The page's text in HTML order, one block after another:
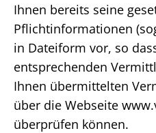
Ihnen bereits seine
Pflichtinformationen
in Dateiform vor, so
entsprechenden
Ihnen übermittelten
über die Webseite
überprüfen können.